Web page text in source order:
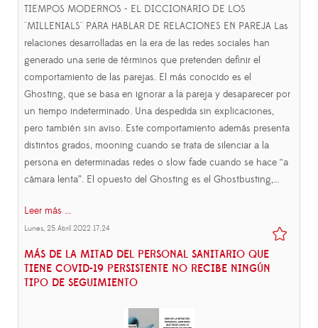
TIEMPOS MODERNOS - EL DICCIONARIO DE LOS
''MILLENIALS'' PARA HABLAR DE RELACIONES EN PAREJA Las
relaciones desarrolladas en la era de las redes sociales han
generado una serie de términos que pretenden definir el
comportamiento de las parejas. El más conocido es el
Ghosting, que se basa en ignorar a la pareja y desaparecer por
un tiempo indeterminado. Una despedida sin explicaciones,
pero también sin aviso. Este comportamiento además presenta
distintos grados, mooning cuando se trata de silenciar a la
persona en determinadas redes o slow fade cuando se hace “a
cámara lenta”. El opuesto del Ghosting es el Ghostbusting,…
Leer más ...
Lunes, 25 Abril 2022 17:24
MÁS DE LA MITAD DEL PERSONAL SANITARIO QUE
TIENE COVID-19 PERSISTENTE NO RECIBE NINGÚN
TIPO DE SEGUIMIENTO